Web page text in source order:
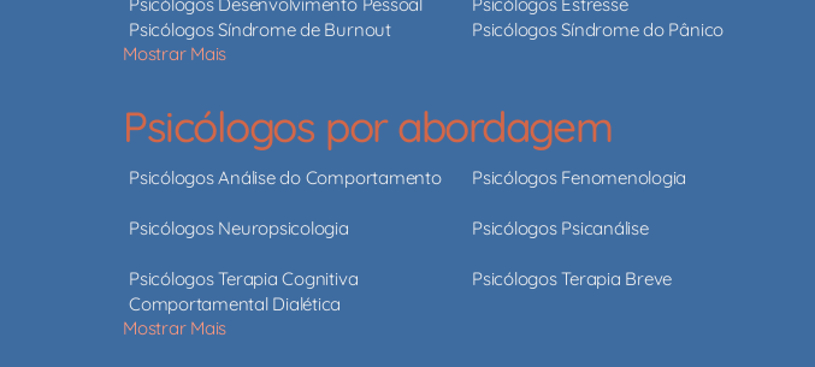
Psicólogos Desenvolvimento Pessoal
Psicólogos Estresse
Psicólogos Síndrome de Burnout
Psicólogos Síndrome do Pânico
Mostrar Mais
Psicólogos por abordagem
Psicólogos Análise do Comportamento Psicólogos Fenomenologia
Psicólogos Neuropsicologia
Psicólogos Psicanálise
Psicólogos Terapia Cognitiva
Comportamental Dialética
Psicólogos Terapia Breve
Mostrar Mais